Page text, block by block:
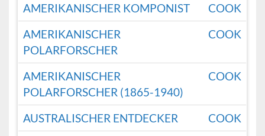
AMERIKANISCHER KOMPONIST
COOK
AMERIKANISCHER
POLARFORSCHER
COOK
AMERIKANISCHER
POLARFORSCHER (1865-1940)
COOK
AUSTRALISCHER ENTDECKER
COOK